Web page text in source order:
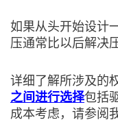
如果从头开始设计
压通常比以后解决
详细了解所涉及的
之间进行选择包括
成本考虑，请参阅